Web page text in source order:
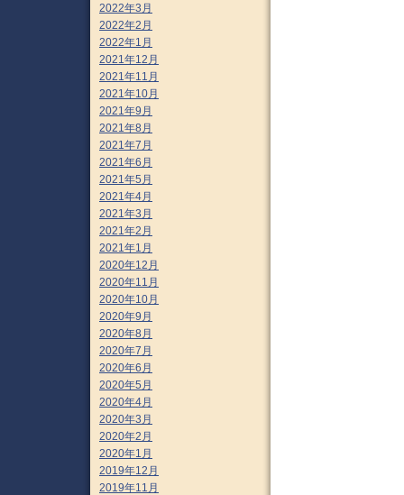
2022年3月
2022年2月
2022年1月
2021年12月
2021年11月
2021年10月
2021年9月
2021年8月
2021年7月
2021年6月
2021年5月
2021年4月
2021年3月
2021年2月
2021年1月
2020年12月
2020年11月
2020年10月
2020年9月
2020年8月
2020年7月
2020年6月
2020年5月
2020年4月
2020年3月
2020年2月
2020年1月
2019年12月
2019年11月